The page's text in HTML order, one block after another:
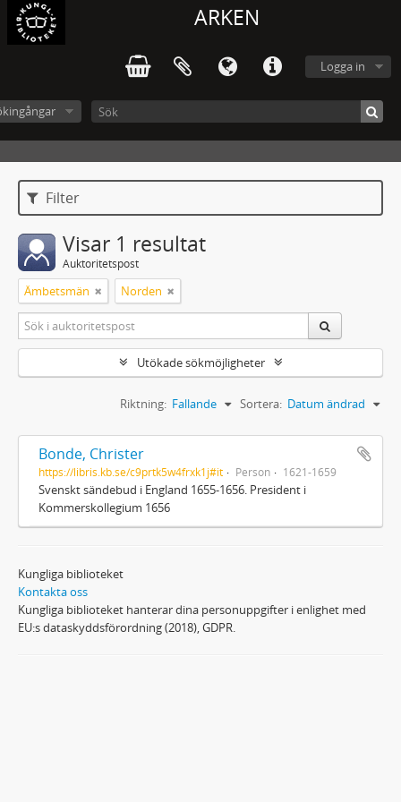
ARKEN
Logga in
Filter
Visar 1 resultat
Auktoritetspost
Ämbetsmän Norden
Utökade sökmöjligheter
Sortera: Datum ändrad
Riktning: Fallande
Bonde, Christer
https://libris.kb.se/c9prtk5w4frxk1j#it Person 1621-1659
Svenskt sändebud i England 1655-1656. President i
Kommerskollegium 1656
Kungliga biblioteket
Kontakta oss
Kungliga biblioteket hanterar dina personuppgifter i enlighet med
EU:s dataskyddsförordning (2018), GDPR.